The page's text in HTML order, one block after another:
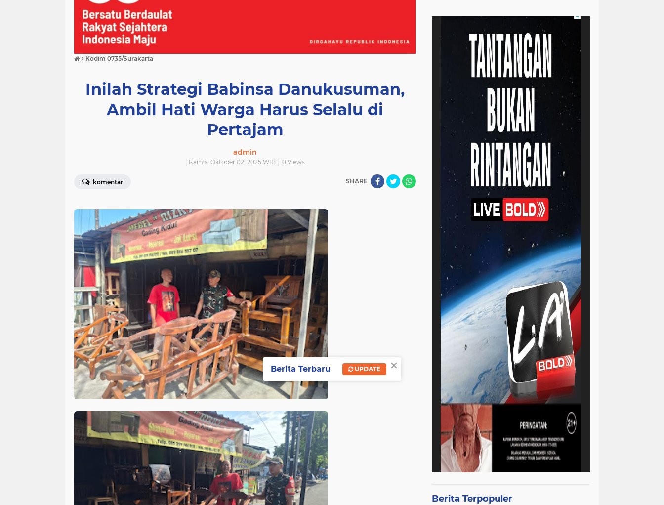
› Kodim 0735/Surakarta
Inilah Strategi Babinsa Danukusuman,
Ambil Hati Warga Harus Selalu di
Pertajam
admin
| Kamis, Oktober 02, 2025 WIB | 0 Views
komentar SHARE
Berita Terpopuler
×
Berita Terbaru UPDATE